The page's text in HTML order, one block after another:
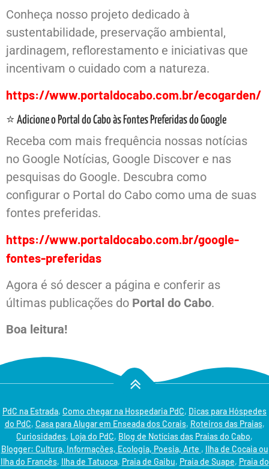
Conheça nosso projeto dedicado à
sustentabilidade, preservação ambiental,
jardinagem, reflorestamento e iniciativas que
incentivam o cuidado com a natureza.
https://www.portaldocabo.com.br/ecogarden/
⭐ Adicione o Portal do Cabo às Fontes Preferidas do Google
Receba com mais frequência nossas notícias
no Google Notícias, Google Discover e nas
pesquisas do Google. Descubra como
configurar o Portal do Cabo como uma de suas
fontes preferidas.
https://www.portaldocabo.com.br/google-
fontes-preferidas
Agora é só descer a página e conferir as
últimas publicações do Portal do Cabo.
Boa leitura!
PdC na Estrada, Como chegar na Hospedaria PdC, Dicas para Hóspedes
do PdC, Casa para Alugar em Enseada dos Corais, Roteiros das Praias,
Curiosidades, Loja do PdC, Blog de Notícias das Praias do Cabo,
Blogger: Cultura, Informações, Ecologia, Poesia, Arte , Ilha de Cocaia ou
Ilha do Francês, Ilha de Tatuoca, Praia de Gaibu, Praia de Suape, Praia do